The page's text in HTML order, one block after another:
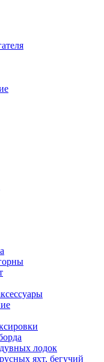
лодок
яхт, бегучий